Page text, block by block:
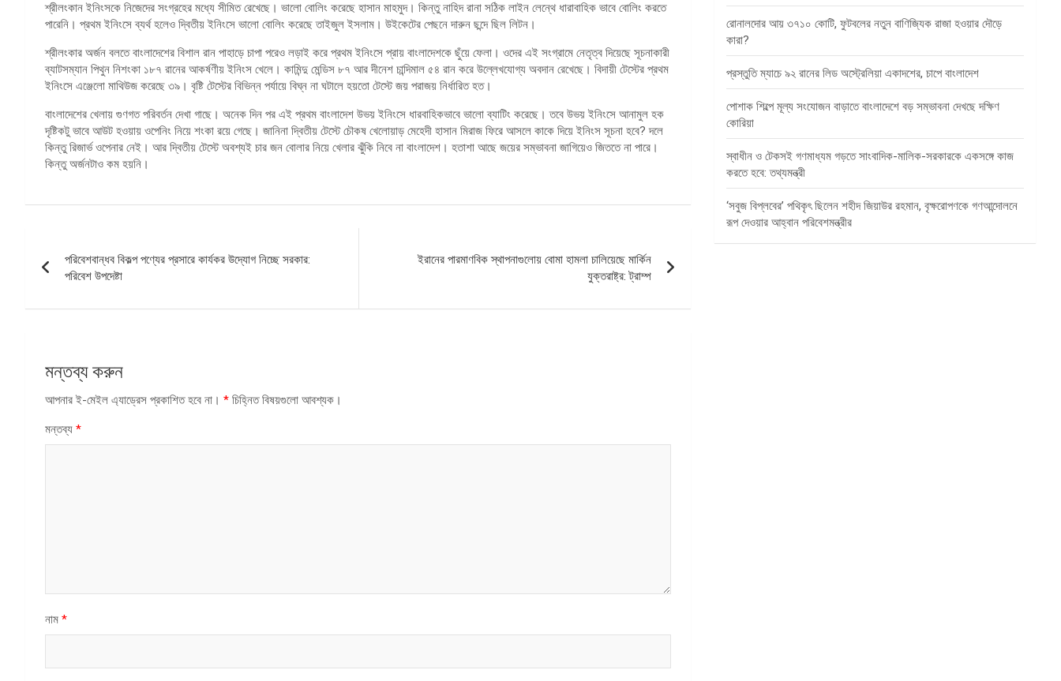
শ্রীলংকান ইনিংসকে নিজেদের সংগ্রহের মধ্যে সীমিত রেখেছে। ভালো বোলিং করেছে হাসান মাহমুদ। কিন্তু নাহিদ রানা সঠিক লাইন লেন্থে ধারাবাহিক ভাবে বোলিং করতে
পারেনি। প্রথম ইনিংসে ব্যর্থ হলেও দ্বিতীয় ইনিংসে ভালো বোলিং করেছে তাইজুল ইসলাম। উইকেটের পেছনে দারুন ছন্দে ছিল লিটন।
শ্রীলংকার অর্জন বলতে বাংলাদেশের বিশাল রান পাহাড়ে চাপা পরেও লড়াই করে প্রথম ইনিংসে প্রায় বাংলাদেশকে ছুঁয়ে ফেলা। ওদের এই সংগ্রামে নেতৃত্ব দিয়েছে সূচনাকারী
ব্যাটসম্যান পিথুন নিশংকা ১৮৭ রানের আকর্ষণীয় ইনিংস খেলে। কামিন্দু মেন্ডিস ৮৭ আর দীনেশ চান্দিমাল ৫৪ রান করে উল্লেখযোগ্য অবদান রেখেছে। বিদায়ী টেস্টের প্রথম
ইনিংসে এঞ্জেলো মাথিউজ করেছে ৩৯। বৃষ্টি টেস্টের বিভিন্ন পর্যায়ে বিঘ্ন না ঘটালে হয়তো টেস্টে জয় পরাজয় নির্ধারিত হত।
বাংলাদেশের খেলায় গুণগত পরিবর্তন দেখা গাছে। অনেক দিন পর এই প্রথম বাংলাদেশ উভয় ইনিংসে ধারবাহিকভাবে ভালো ব্যাটিং করেছে। তবে উভয় ইনিংসে আনামুল হক
দৃষ্টিকটু ভাবে আউট হওয়ায় ওপেনিং নিয়ে শংকা রয়ে গেছে। জানিনা দ্বিতীয় টেস্টে চৌকষ খেলোয়াড় মেহেদী হাসান মিরাজ ফিরে আসলে কাকে দিয়ে ইনিংস সূচনা হবে? দলে
কিন্তু রিজার্ভ ওপেনার নেই। আর দ্বিতীয় টেস্টে অবশ্যই চার জন বোলার নিয়ে খেলার ঝুঁকি নিবে না বাংলাদেশ। হতাশা আছে জয়ের সম্ভাবনা জাগিয়েও জিততে না পারে।
কিন্তু অর্জনটাও কম হয়নি।
ন্যাভিগেশন
পরিবেশবান্ধব বিকল্প পণ্যের প্রসারে কার্যকর উদ্যোগ নিচ্ছে সরকার:
পরিবেশ উপদেষ্টা
ইরানের পারমাণবিক স্থাপনাগুলোয় বোমা হামলা চালিয়েছে মার্কিন
যুক্তরাষ্ট্র: ট্রাম্প
মন্তব্য করুন
আপনার ই-মেইল এ্যাড্রেস প্রকাশিত হবে না। * চিহ্নিত বিষয়গুলো আবশ্যক।
মন্তব্য *
নাম *
রোনালদোর আয় ৩৭১০ কোটি, ফুটবলের নতুন বাণিজ্যিক রাজা হওয়ার দৌড়ে
কারা?
প্রস্তুতি ম্যাচে ৯২ রানের লিড অস্ট্রেলিয়া একাদশের, চাপে বাংলাদেশ
পোশাক শিল্পে মূল্য সংযোজন বাড়াতে বাংলাদেশে বড় সম্ভাবনা দেখছে দক্ষিণ
কোরিয়া
স্বাধীন ও টেকসই গণমাধ্যম গড়তে সাংবাদিক-মালিক-সরকারকে একসঙ্গে কাজ
করতে হবে: তথ্যমন্ত্রী
‘সবুজ বিপ্লবের’ পথিকৃৎ ছিলেন শহীদ জিয়াউর রহমান, বৃক্ষরোপণকে গণআন্দোলনে
রূপ দেওয়ার আহ্বান পরিবেশমন্ত্রীর